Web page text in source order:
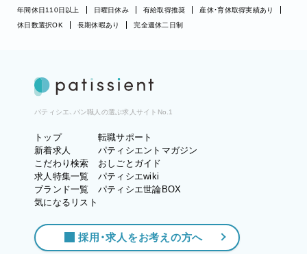
年間休日110日以上
日曜日休み 有給取得推奨
産休・育休取得実績あり
休日数選択OK
長期休暇あり 完全週休二日制
パティシエ、パン職人の選ぶ求人サイトNo.1
トップ
新着求人
こだわり検索
求人特集一覧
ブランド一覧
気になるリスト
転職サポート
パティシエントマガジン
おしごとガイド
パティシエwiki
パティシエ世論BOX
採用・求人をお考えの方へ